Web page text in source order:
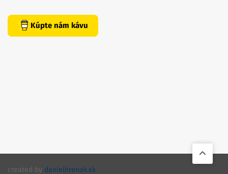
Kúpte nám kávu
created by danielhrenak.sk